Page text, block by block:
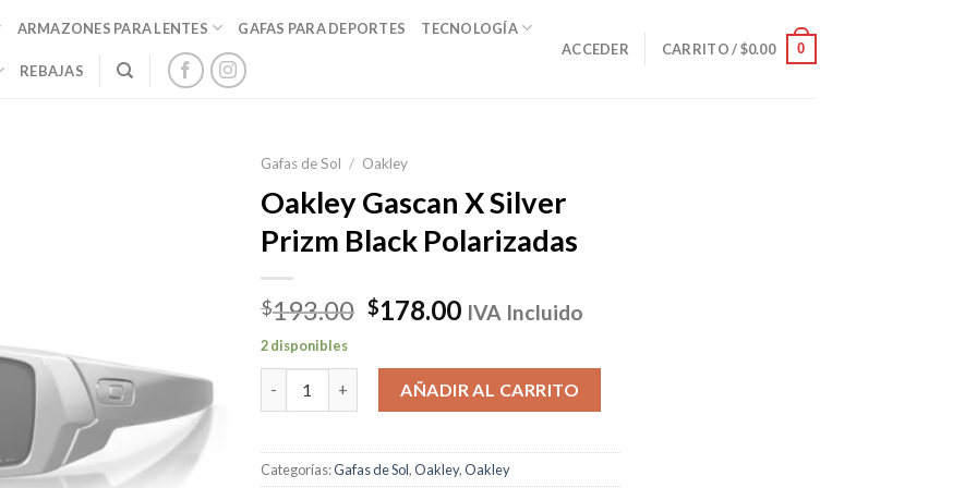
ARMAZONES PARA LENTES GAFAS PARA DEPORTES TECNOLOGÍA
REBAJAS
ACCEDER CARRITO /$0.00 0
Gafas de Sol / Oakley
Oakley Gascan X Silver
Prizm Black Polarizadas
$193.00 El
original
era:
$193.00.
$178.00El
actual
es:
$178.00.
IVA Incluido
2 disponibles
Oakley Gascan X Silver Prizm Black Polarizadas cantidad
AÑADIR AL CARRITO
Categorías:Gafas de Sol,Oakley,Oakley